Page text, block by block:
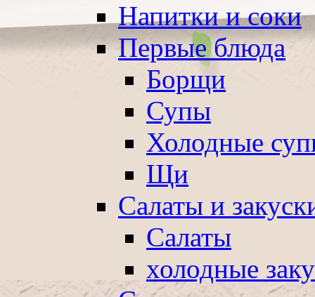
Напитки и соки
Первые блюда
Борщи
Супы
Холодные
Щи
Салаты и
Салаты
холодные